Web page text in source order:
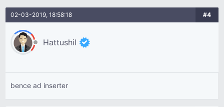
02-03-2019, 18:58:18 #4
Hattushil
bence ad inserter